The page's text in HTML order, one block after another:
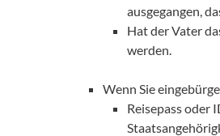
ausgegangen,
Hat der Vater
werden.
Wenn Sie
Reisepass oder